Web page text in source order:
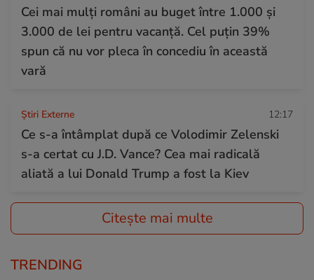
Cei mai mulți români au buget între 1.000 și
3.000 de lei pentru vacanță. Cel puțin 39%
spun că nu vor pleca în concediu în această
vară
Știri Externe 12:17
Ce s-a întâmplat după ce Volodimir Zelenski
s-a certat cu J.D. Vance? Cea mai radicală
aliată a lui Donald Trump a fost la Kiev
Citește mai multe
TRENDING